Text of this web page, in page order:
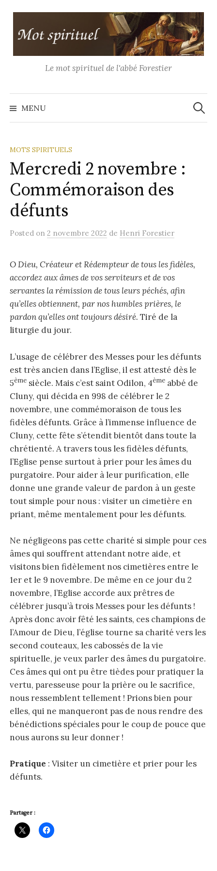
contenu
Le mot spirituel de l'abbé Forestier
MENU
MOTS SPIRITUELS
Mercredi 2 novembre :
Commémoraison des
défunts
Posted on 2 novembre 2022 de Henri Forestier
O Dieu, Créateur et Rédempteur de tous les fidèles,
accordez aux âmes de vos serviteurs et de vos
servantes la rémission de tous leurs péchés, afin
qu’elles obtiennent, par nos humbles prières, le
pardon qu’elles ont toujours désiré. Tiré de la
liturgie du jour.
L’usage de célébrer des Messes pour les défunts
est très ancien dans l’Eglise, il est attesté dès le
5ème siècle. Mais c’est saint Odilon, 4ème abbé de
Cluny, qui décida en 998 de célébrer le 2
novembre, une commémoraison de tous les
fidèles défunts. Grâce à l’immense influence de
Cluny, cette fête s’étendit bientôt dans toute la
chrétienté. A travers tous les fidèles défunts,
l’Eglise pense surtout à prier pour les âmes du
purgatoire. Pour aider à leur purification, elle
donne une grande valeur de pardon à un geste
tout simple pour nous : visiter un cimetière en
priant, même mentalement pour les défunts.
Ne négligeons pas cette charité si simple pour ces
âmes qui souffrent attendant notre aide, et
visitons bien fidèlement nos cimetières entre le
1er et le 9 novembre. De même en ce jour du 2
novembre, l’Eglise accorde aux prêtres de
célébrer jusqu’à trois Messes pour les défunts !
Après donc avoir fêté les saints, ces champions de
l’Amour de Dieu, l’église tourne sa charité vers les
second couteaux, les cabossés de la vie
spirituelle, je veux parler des âmes du purgatoire.
Ces âmes qui ont pu être tièdes pour pratiquer la
vertu, paresseuse pour la prière ou le sacrifice,
nous ressemblent tellement ! Prions bien pour
elles, qui ne manqueront pas de nous rendre des
bénédictions spéciales pour le coup de pouce que
nous aurons su leur donner !
Pratique : Visiter un cimetière et prier pour les
défunts.
Partager :